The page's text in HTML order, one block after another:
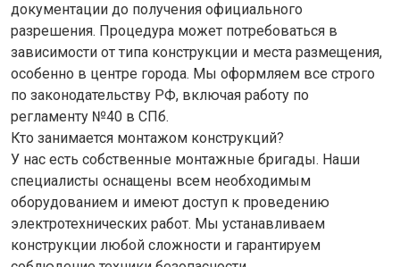
документации до получения официального
разрешения. Процедура может потребоваться в
зависимости от типа конструкции и места размещения,
особенно в центре города. Мы оформляем все строго
по законодательству РФ, включая работу по
регламенту №40 в СПб.
Кто занимается монтажом конструкций?
У нас есть собственные монтажные бригады. Наши
специалисты оснащены всем необходимым
оборудованием и имеют доступ к проведению
электротехнических работ. Мы устанавливаем
конструкции любой сложности и гарантируем